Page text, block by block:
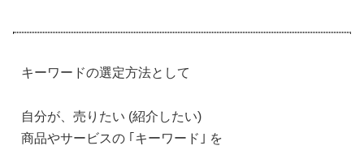
キーワードの選定方法として
自分が、売りたい (紹介したい)
商品やサービスの ｢キーワード｣ を